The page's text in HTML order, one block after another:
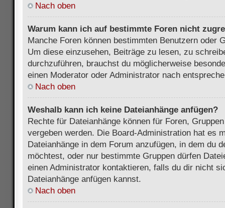
Nach oben
Warum kann ich auf bestimmte Foren nicht
Manche Foren können bestimmten Benutzern oder
Um diese einzusehen, Beiträge zu lesen, zu
durchzuführen, brauchst du möglicherweise
einen Moderator oder Administrator nach
Nach oben
Weshalb kann ich keine Dateianhänge anfügen?
Rechte für Dateianhänge können für Foren,
vergeben werden. Die Board-Administration hat es
Dateianhänge in dem Forum anzufügen, in dem du
möchtest, oder nur bestimmte Gruppen dürfen
einen Administrator kontaktieren, falls du dir nicht
Dateianhänge anfügen kannst.
Nach oben